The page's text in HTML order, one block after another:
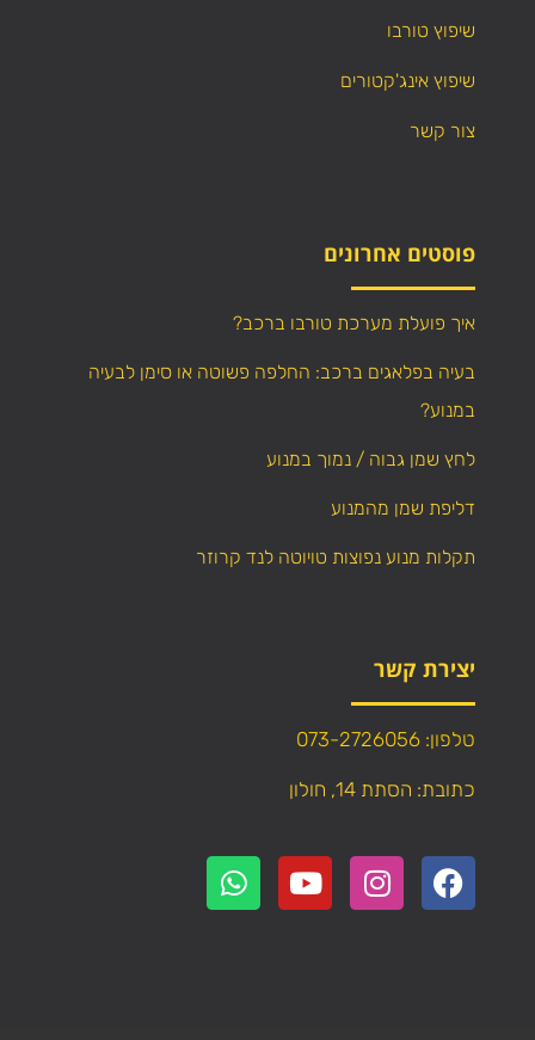
שיפוץ טורבו
שיפוץ אינג'קטורים
צור קשר
פוסטים אחרונים
איך פועלת מערכת טורבו ברכב?
בעיה בפלאגים ברכב: החלפה פשוטה או סימן לבעיה
במנוע?
לחץ שמן גבוה / נמוך במנוע
דליפת שמן מהמנוע
תקלות מנוע נפוצות טויוטה לנד קרוזר
יצירת קשר
טלפון: 073-2726056
כתובת: הסתת 14, חולון